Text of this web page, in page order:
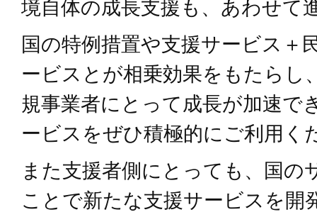
境自体の成長支援も、あわせて
国の特例措置や支援サービス＋
ービスとが相乗効果をもたらし
規事業者にとって成長が加速で
ービスをぜひ積極的にご利用く
また支援者側にとっても、国の
ことで新たな支援サービスを開